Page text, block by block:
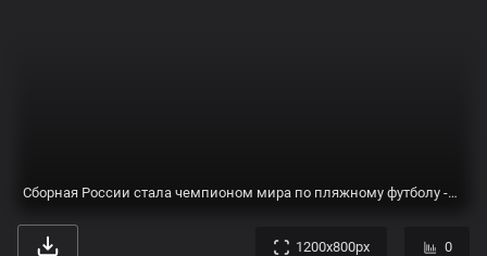
Сборная России стала чемпионом мира по пляжному футболу - МК
1200x800px 0